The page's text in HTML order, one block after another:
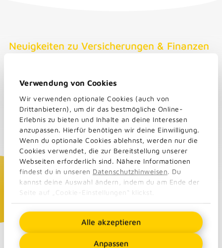
Verwendung von Cookies
Wir verwenden optionale Cookies (auch von
Drittanbietern), um dir das bestmögliche Online-
Erlebnis zu bieten und Inhalte an deine Interessen
anzupassen. Hierfür benötigen wir deine Einwilligung.
Wenn du optionale Cookies ablehnst, werden nur die
Cookies verwendet, die zur Bereitstellung unserer
Webseiten erforderlich sind. Nähere Informationen
findest du in unseren Datenschutzhinweisen . Du
kannst deine Auswahl ändern, indem du am Ende der
Seite auf „Cookie-Einstellungen“ klickst.
Alle akzeptieren
Anpassen
Neuigkeiten zu Versicherungen & Finanzen
OPTINVEST Beamte - Blog
Du möchtest als Beamter bzw. als Angestellter im
öffentlichen Dienst zu Finanz- und
Versicherungsthemen auf dem Laufenden sein? Dann
wirf gerne einen Blick in unseren Blog. Hier fassen
wir aktuelle Themen übersichtlich für dich
zusammen.
Mehr erfahren